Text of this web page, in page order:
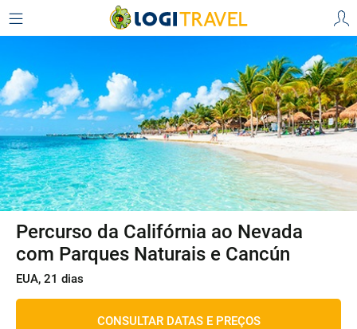
Percurso da Califórnia ao Nevada
com Parques Naturais e Cancún
EUA, 21 dias
CONSULTAR DATAS E PREÇOS